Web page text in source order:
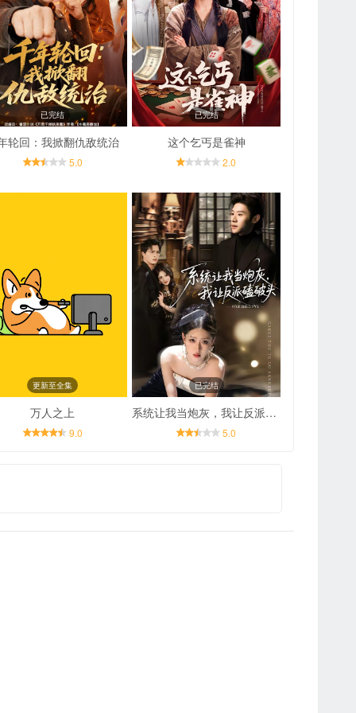
已完结
轮回：我掀翻仇敌统治
5.0
已完结
这个乞丐是雀神
2.0
更新至全集
万人之上
9.0
已完结
系统让我当炮灰，我让反派磕破头
5.0